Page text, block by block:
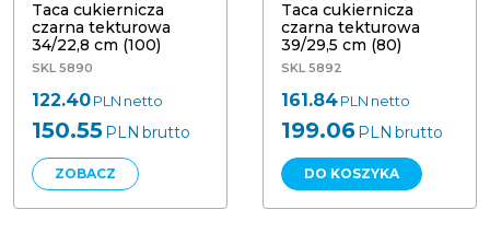
Taca cukiernicza
czarna tekturowa
34/22,8 cm (100)
SKL 5890
122.40PLN netto
150.55PLN brutto
ZOBACZ
Taca cukiernicza
czarna tekturowa
39/29,5 cm (80)
SKL 5892
161.84PLN netto
199.06PLN brutto
DO KOSZYKA
Tacka brązowo/biała 14/24/3,6 cm
Tacka karton zapiekanka 10/50 cm